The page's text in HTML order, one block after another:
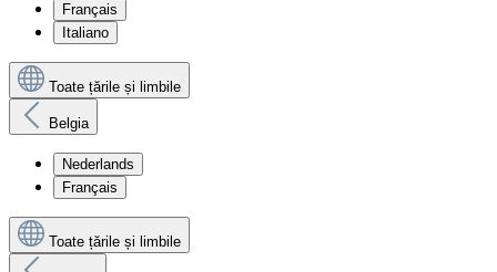
Français
Italiano
Toate țările și limbile
Belgia
Nederlands
Français
Toate țările și limbile